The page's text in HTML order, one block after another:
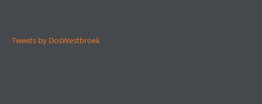
Tweets by DosWestbroek